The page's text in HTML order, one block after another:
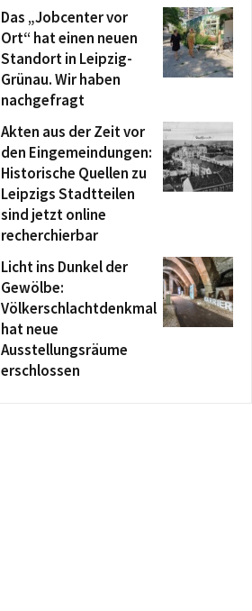
Das „Jobcenter vor
Ort“ hat einen neuen
Standort in Leipzig-
Grünau. Wir haben
nachgefragt
Akten aus der Zeit vor
den Eingemeindungen:
Historische Quellen zu
Leipzigs Stadtteilen
sind jetzt online
recherchierbar
Licht ins Dunkel der
Gewölbe:
Völkerschlachtdenkmal
hat neue
Ausstellungsräume
erschlossen